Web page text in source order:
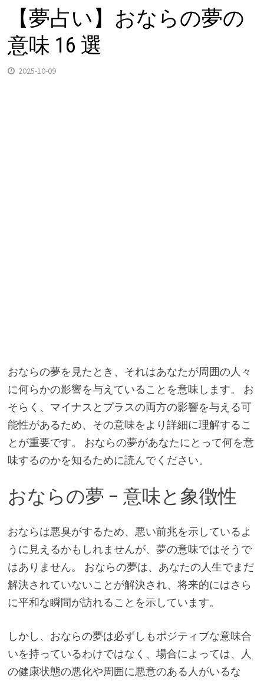
【夢占い】おならの夢の
意味 16 選
2025-10-09
おならの夢を見たとき、それはあなたが周囲の人々
に何らかの影響を与えていることを意味します。 お
そらく、マイナスとプラスの両方の影響を与える可
能性があるため、その意味をより詳細に理解するこ
とが重要です。 おならの夢があなたにとって何を意
味するのかを知るために読んでください。
おならの夢 – 意味と象徴性
おならは悪臭がするため、悪い前兆を示しているよ
うに見えるかもしれませんが、夢の意味ではそうで
はありません。 おならの夢は、あなたの人生でまだ
解決されていないことが解決され、将来的にはさら
に平和な瞬間が訪れることを示しています。
しかし、おならの夢は必ずしもポジティブな意味合
いを持っているわけではなく、場合によっては、人
の健康状態の悪化や周囲に悪意のある人がいるな